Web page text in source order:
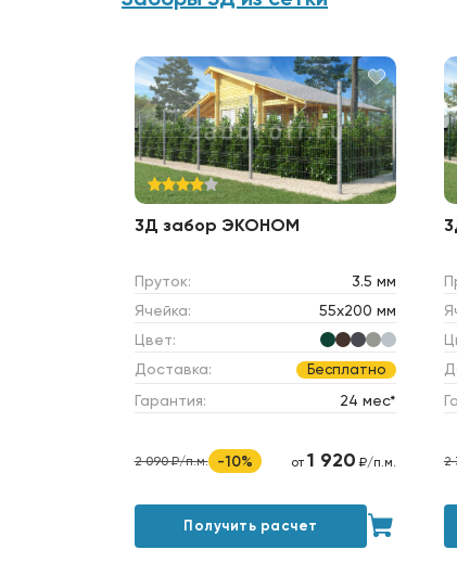
3Д забор ЭКОНОМ
Пруток:
3.5 мм
Ячейка:
55х200 мм
Цвет:
Доставка:
Бесплатно
Гарантия: 24 мес*
2 090 ₽/п.м. -10% от 1 920 ₽/п.м.
Получить расчет
2